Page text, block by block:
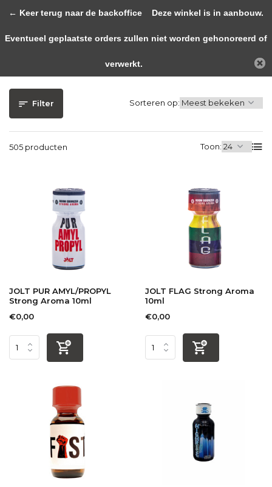
Home
Filter
505 producten Toon:
Sorteren op:
JOLT PUR AMYL/PROPYL
Strong Aroma 10ml
€0,00
JOLT FLAG Strong Aroma
10ml
€0,00
← Keer terug naar de backoffice Deze winkel is in aanbouw.
Eventueel geplaatste orders zullen niet worden gehonoreerd of
verwerkt.